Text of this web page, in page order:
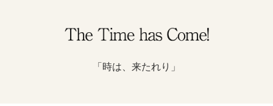
「時は、来たれり」